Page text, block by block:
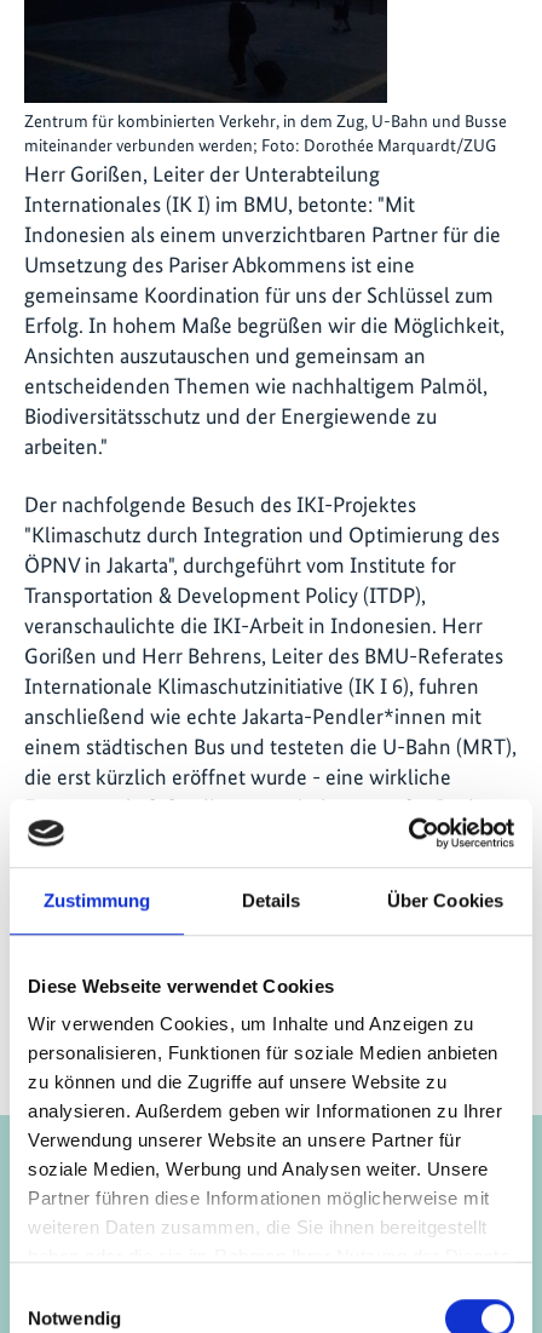
Zustimmung Details Über Cookies
Diese Webseite verwendet Cookies
Wir verwenden Cookies, um Inhalte und Anzeigen zu
personalisieren, Funktionen für soziale Medien anbieten
zu können und die Zugriffe auf unsere Website zu
analysieren. Außerdem geben wir Informationen zu Ihrer
Verwendung unserer Website an unsere Partner für
soziale Medien, Werbung und Analysen weiter. Unsere
Partner führen diese Informationen möglicherweise mit
weiteren Daten zusammen, die Sie ihnen bereitgestellt
Notwendig
Zentrum für kombinierten Verkehr, in dem Zug, U-Bahn und Busse
miteinander verbunden werden; Foto: Dorothée Marquardt/ZUG
Herr Gorißen, Leiter der Unterabteilung
Internationales (IK I) im BMU, betonte: "Mit
Indonesien als einem unverzichtbaren Partner für die
Umsetzung des Pariser Abkommens ist eine
gemeinsame Koordination für uns der Schlüssel zum
Erfolg. In hohem Maße begrüßen wir die Möglichkeit,
Ansichten auszutauschen und gemeinsam an
entscheidenden Themen wie nachhaltigem Palmöl,
Biodiversitätsschutz und der Energiewende zu
arbeiten."
Der nachfolgende Besuch des IKI-Projektes
"Klimaschutz durch Integration und Optimierung des
ÖPNV in Jakarta", durchgeführt vom Institute for
Transportation & Development Policy (ITDP),
veranschaulichte die IKI-Arbeit in Indonesien. Herr
Gorißen und Herr Behrens, Leiter des BMU-Referates
Internationale Klimaschutzinitiative (IK I 6), fuhren
anschließend wie echte Jakarta-Pendler*innen mit
einem städtischen Bus und testeten die U-Bahn (MRT),
die erst kürzlich eröffnet wurde - eine wirkliche
Errungenschaft für diese notorisch verstopfte Stadt.
Seite teilenhttps://www.international-climate-
Projekte
Vorherige
Klimaschutz durch Integration und
Optimierung des ÖPNV in Indonesien